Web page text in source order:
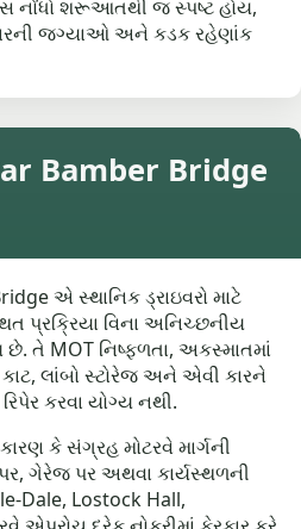
નોંધો શરૂઆતથી જ સ્પષ્ટ હોય,
જગ્યાઓ અને કડક રહેણાંક
Bamber Bridge
એ સ્થાનિક ડ્રાઇવરો માટે
પ્રક્રિયા વિના અનિચ્છનીય
તે MOT નિષ્ફળતા, અકસ્માતમાં
લાંબો સ્ટોરેજ અને એવી કારને
કરવા યોગ્ય નથી.
કે સંગ્રહ મોટરવે માર્ગની
ગેરેજ પર અથવા કાર્યસ્થળની
Dale, Lostock Hall,